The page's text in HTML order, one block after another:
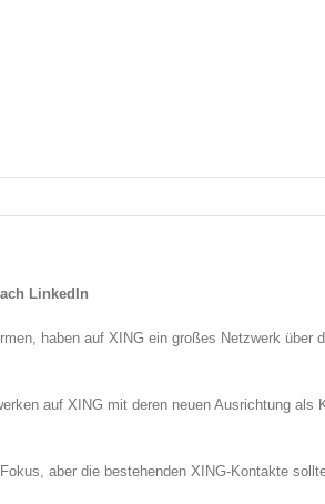
LinkedIn
haben auf XING ein großes Netzwerk
auf XING mit deren neuen Ausrichtung
aber die bestehenden XING-Kontakte